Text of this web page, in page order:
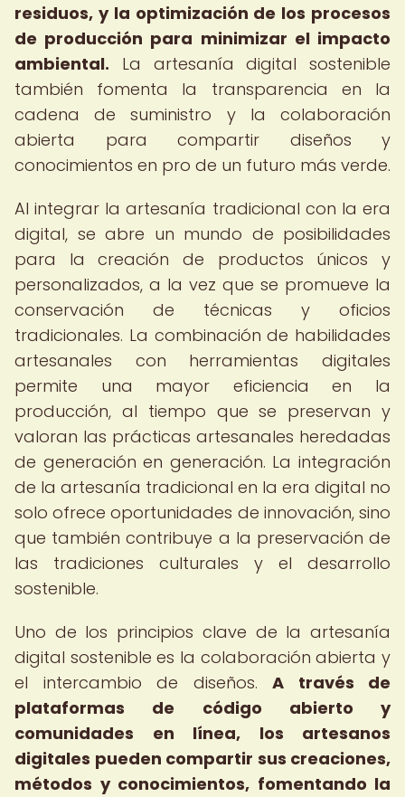
residuos, y la optimización de los procesos
de producción para minimizar el impacto
ambiental. La artesanía digital sostenible
también fomenta la transparencia en la
cadena de suministro y la colaboración
abierta para compartir diseños y
conocimientos en pro de un futuro más verde.
Al integrar la artesanía tradicional con la era
digital, se abre un mundo de posibilidades
para la creación de productos únicos y
personalizados, a la vez que se promueve la
conservación de técnicas y oficios
tradicionales. La combinación de habilidades
artesanales con herramientas digitales
permite una mayor eficiencia en la
producción, al tiempo que se preservan y
valoran las prácticas artesanales heredadas
de generación en generación. La integración
de la artesanía tradicional en la era digital no
solo ofrece oportunidades de innovación, sino
que también contribuye a la preservación de
las tradiciones culturales y el desarrollo
sostenible.
Uno de los principios clave de la artesanía
digital sostenible es la colaboración abierta y
el intercambio de diseños. A través de
plataformas de código abierto y
comunidades en línea, los artesanos
digitales pueden compartir sus creaciones,
métodos y conocimientos, fomentando la